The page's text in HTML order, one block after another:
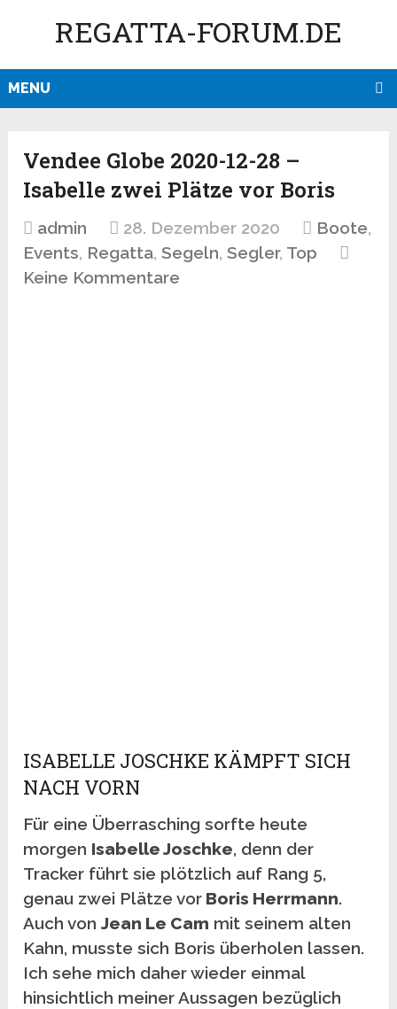
REGATTA-FORUM.DE
MENU
Vendee Globe 2020-12-28 –
Isabelle zwei Plätze vor Boris
admin 28. Dezember 2020 Boote,
Events, Regatta,Segeln,Segler, Top
Keine Kommentare
ISABELLE JOSCHKE KÄMPFT SICH
NACH VORN
Für eine Überrasching sorfte heute
morgen Isabelle Joschke, denn der
Tracker führt sie plötzlich auf Rang 5,
genau zwei Plätze vor Boris Herrmann.
Auch vonJean Le Cam mit seinem alten
Kahn, musste sich Boris überholen lassen.
Ich sehe mich daher wieder einmal
hinsichtlich meiner Aussagen bezüglich